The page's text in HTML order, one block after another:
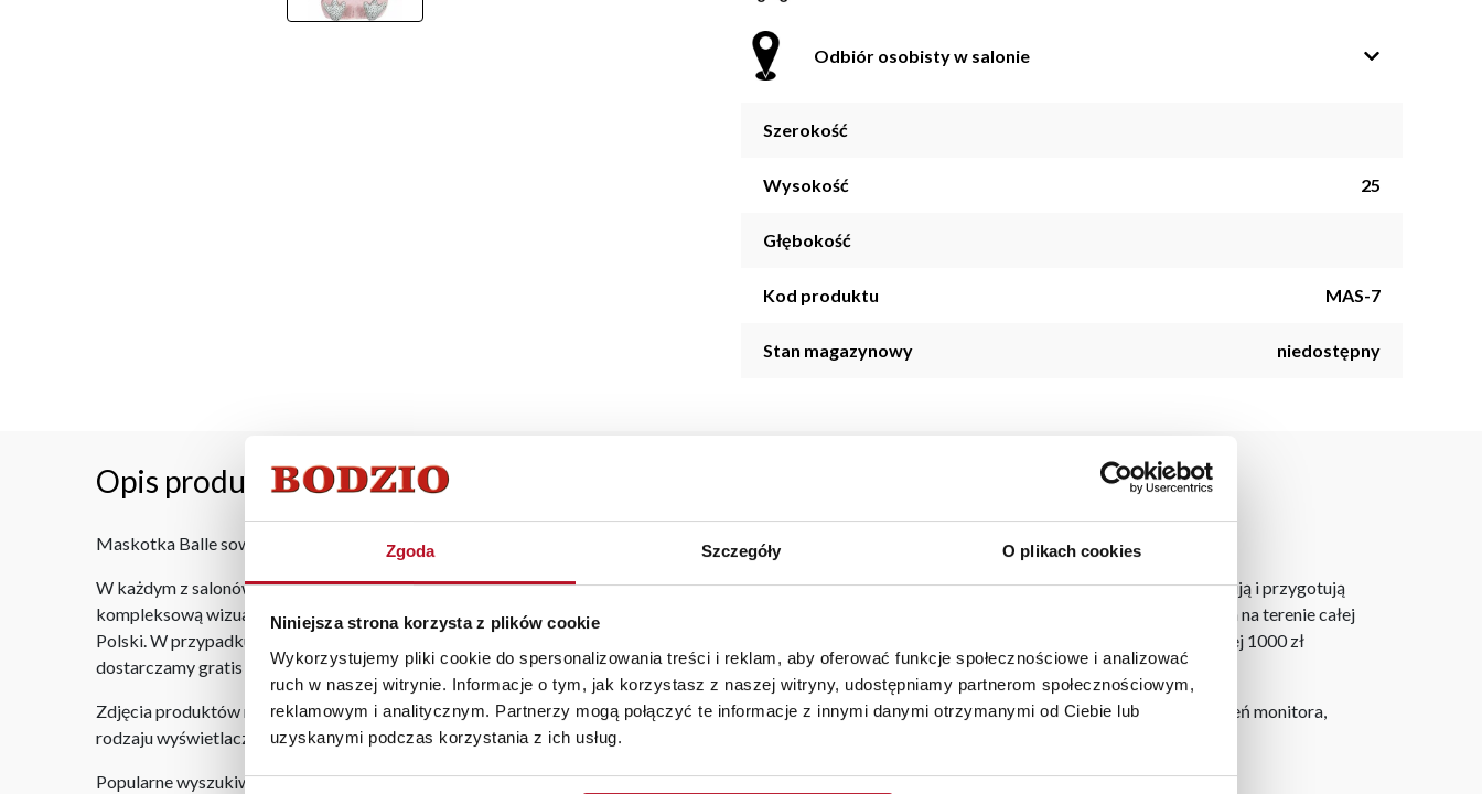
Zgoda Szczegóły O plikach cookies
Niniejsza strona korzysta z plików cookie
Wykorzystujemy pliki cookie do spersonalizowania treści i reklam, aby oferować funkcje społecznościowe i analizować
ruch w naszej witrynie. Informacje o tym, jak korzystasz z naszej witryny, udostępniamy partnerom społecznościowym,
reklamowym i analitycznym. Partnerzy mogą połączyć te informacje z innymi danymi otrzymanymi od Ciebie lub
uzyskanymi podczas korzystania z ich usług.
Odbiór osobisty w salonie
Szerokość
Wysokość 25
Głębokość
Kod produktu MAS-7
Stan magazynowy niedostępny
Opis produktu
Maskotka Balle sowa. Świetny pomysł na atrakcyjny prezent dla każdego malucha.
W każdym z salonów mebli Bodzio oferujemy pomoc w aranżacji mebli, a nasi pracownicy z wykorzystaniem programu Planer 3D bezpłatnie zaprojektują i przygotują
kompleksową wizualizację Państwa pomieszczenia wraz z wyceną. Każde zamówienie złożone w sklepie stacjonarnym dostarczymy do 3 dni roboczych na terenie całej
Polski. W przypadku zamówień internetowych czas dostawy wynosi do 5 dni roboczych, również na terenie całego kraju. Wszystkie zamówienia powyżej 1000 zł
dostarczamy gratis niezależnie od miejsca złożenia zamówienia.
Zdjęcia produktów mają charakter poglądowy. Rzeczywiste kolory i struktura materiałów mogą różnić się od widocznych na ekranie, zależnie od ustawień monitora,
rodzaju wyświetlacza i oświetlenia.
Popularne wyszukiwania: